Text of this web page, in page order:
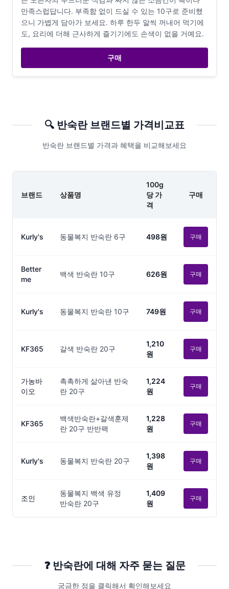
만족스럽답니다. 부족함 없이 드실 수 있는 10구로 준비했
으니 가볍게 담아가 보세요. 하루 한두 알씩 꺼내어 먹기에
도, 요리에 더해 근사하게 즐기기에도 손색이 없을 거예요.
구매
🔍 반숙란브랜드별 가격비교표
반숙란 브랜드별 가격과 혜택을 비교해보세요
브랜드 상품명
100g
당 가
격
구매
Kurly's 동물복지 반숙란 6구 498원 구매
Better
me
백색 반숙란 10구 626원 구매
Kurly's 동물복지 반숙란 10구 749원 구매
KF365 갈색 반숙란 20구
1,210
원
구매
가농바
이오
촉촉하게 삶아낸 반숙
란 20구
1,224
원
구매
KF365
백색반숙란+갈색훈제
란 20구 반반팩
1,228
원
구매
Kurly's 동물복지 반숙란 20구
1,398
원
구매
조인
동물복지 백색 유정
반숙란 20구
1,409
원
구매
❓ 반숙란에 대해 자주 묻는 질문
궁금한 점을 클릭해서 확인해보세요